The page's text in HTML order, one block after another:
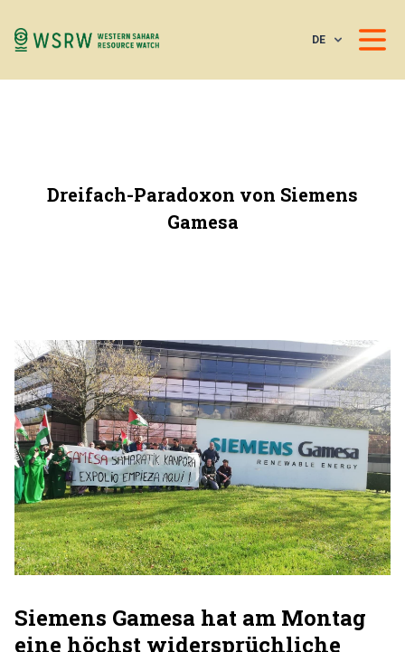
DE
Dreifach-Paradoxon von Siemens
Gamesa
Siemens Gamesa hat am Montag
eine höchst widersprüchliche